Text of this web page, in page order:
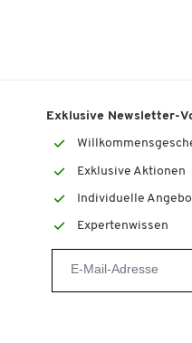
Exklusive Newsletter-
Exklusive Aktionen
Individuelle
Expertenwissen